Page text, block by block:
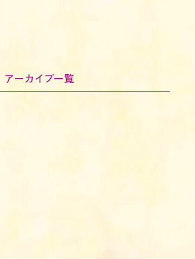
アーカイブ一覧